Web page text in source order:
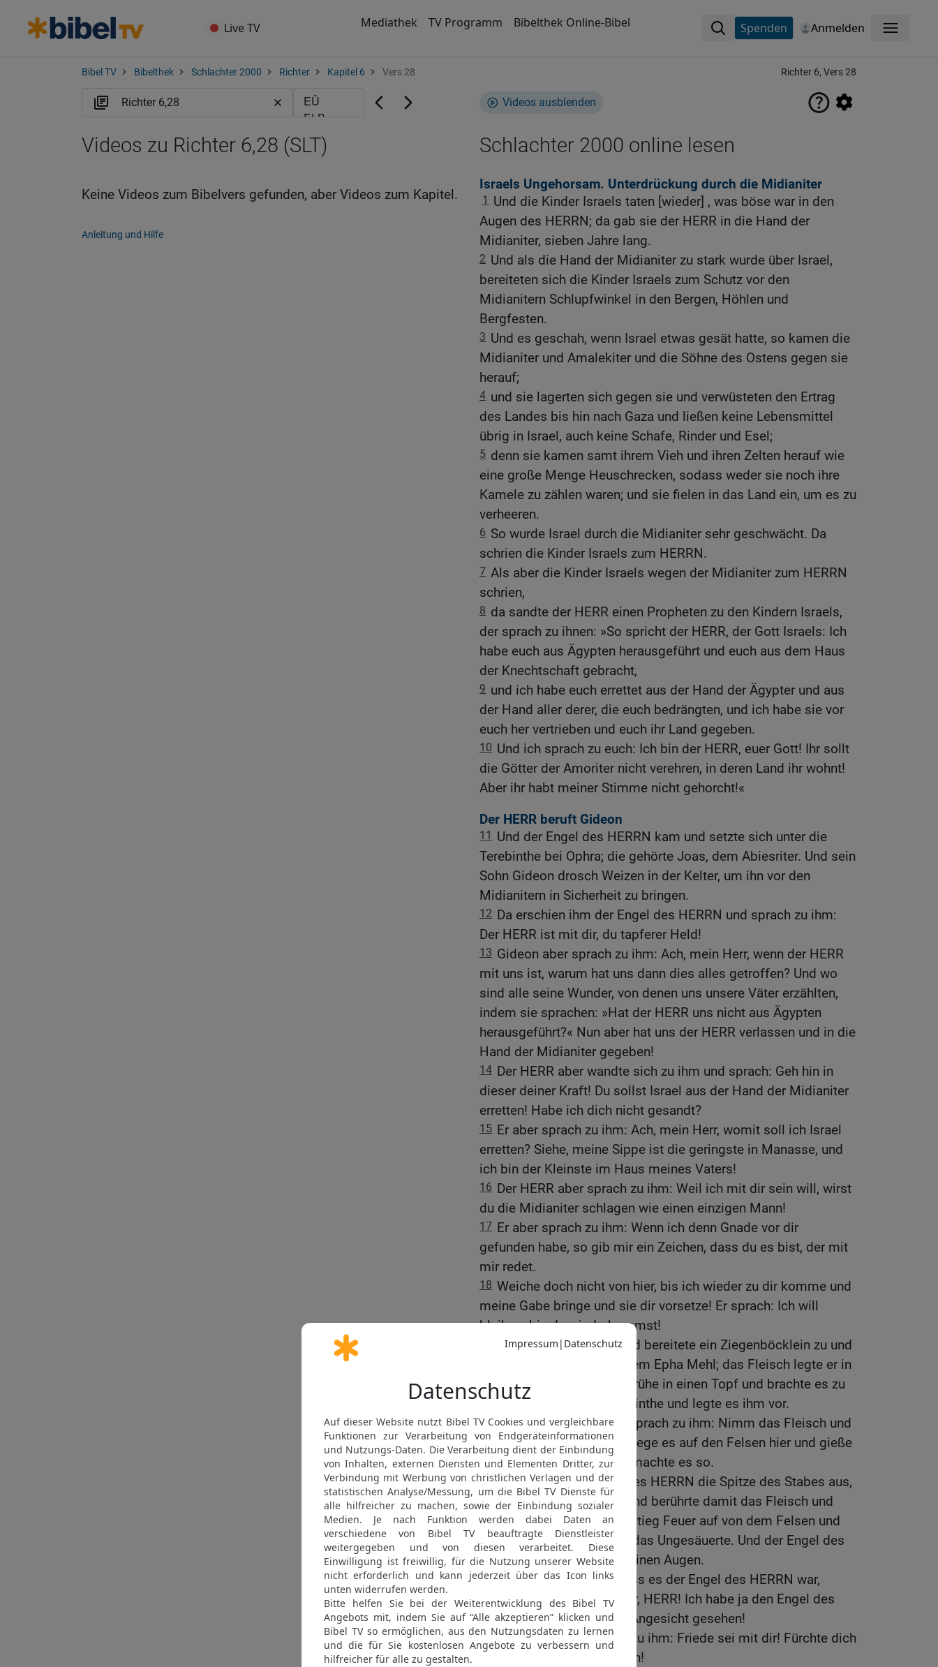
Live TV Mediathek TV Programm Bibelthek Online-Bibel Spenden Anmelden Menü
Bibel TV Bibelthek Schlachter 2000 Richter Kapitel 6 Vers 28 Richter 6, Vers 28
Videos ausblenden
Schlachter 2000 online lesen
Israels Ungehorsam. Unterdrückung durch die Midianiter
1
Und die Kinder Israels taten [wieder] , was böse war in den
Augen des HERRN; da gab sie der HERR in die Hand der
Midianiter, sieben Jahre lang.
2 Und als die Hand der Midianiter zu stark wurde über Israel,
bereiteten sich die Kinder Israels zum Schutz vor den
Midianitern Schlupfwinkel in den Bergen, Höhlen und
Bergfesten.
3 Und es geschah, wenn Israel etwas gesät hatte, so kamen die
Midianiter und Amalekiter und die Söhne des Ostens gegen sie
herauf;
4 und sie lagerten sich gegen sie und verwüsteten den Ertrag
des Landes bis hin nach Gaza und ließen keine Lebensmittel
übrig in Israel, auch keine Schafe, Rinder und Esel;
5 denn sie kamen samt ihrem Vieh und ihren Zelten herauf wie
eine große Menge Heuschrecken, sodass weder sie noch ihre
Kamele zu zählen waren; und sie fielen in das Land ein, um es zu
verheeren.
6 So wurde Israel durch die Midianiter sehr geschwächt. Da
schrien die Kinder Israels zum HERRN.
7 Als aber die Kinder Israels wegen der Midianiter zum HERRN
schrien,
8 da sandte der HERR einen Propheten zu den Kindern Israels,
der sprach zu ihnen: »So spricht der HERR, der Gott Israels: Ich
habe euch aus Ägypten herausgeführt und euch aus dem Haus
der Knechtschaft gebracht,
9 und ich habe euch errettet aus der Hand der Ägypter und aus
der Hand aller derer, die euch bedrängten, und ich habe sie vor
euch her vertrieben und euch ihr Land gegeben.
10 Und ich sprach zu euch: Ich bin der HERR, euer Gott! Ihr sollt
die Götter der Amoriter nicht verehren, in deren Land ihr wohnt!
Aber ihr habt meiner Stimme nicht gehorcht!«
Der HERR beruft Gideon
11
Und der Engel des HERRN kam und setzte sich unter die
Terebinthe bei Ophra; die gehörte Joas, dem Abiesriter. Und sein
Sohn Gideon drosch Weizen in der Kelter, um ihn vor den
Midianitern in Sicherheit zu bringen.
12 Da erschien ihm der Engel des HERRN und sprach zu ihm:
Der HERR ist mit dir, du tapferer Held!
13 Gideon aber sprach zu ihm: Ach, mein Herr, wenn der HERR
mit uns ist, warum hat uns dann dies alles getroffen? Und wo
sind alle seine Wunder, von denen uns unsere Väter erzählten,
indem sie sprachen: »Hat der HERR uns nicht aus Ägypten
herausgeführt?« Nun aber hat uns der HERR verlassen und in die
Hand der Midianiter gegeben!
14 Der HERR aber wandte sich zu ihm und sprach: Geh hin in
dieser deiner Kraft! Du sollst Israel aus der Hand der Midianiter
erretten! Habe ich dich nicht gesandt?
15 Er aber sprach zu ihm: Ach, mein Herr, womit soll ich Israel
erretten? Siehe, meine Sippe ist die geringste in Manasse, und
ich bin der Kleinste im Haus meines Vaters!
16 Der HERR aber sprach zu ihm: Weil ich mit dir sein will, wirst
du die Midianiter schlagen wie einen einzigen Mann!
17 Er aber sprach zu ihm: Wenn ich denn Gnade vor dir
gefunden habe, so gib mir ein Zeichen, dass du es bist, der mit
mir redet.
18 Weiche doch nicht von hier, bis ich wieder zu dir komme und
meine Gabe bringe und sie dir vorsetze! Er sprach: Ich will
bleiben, bis du wiederkommst!
Und Gideon ging hin und bereitete ein Ziegenböcklein zu und
ungesäuertes Brot von einem Epha Mehl; das Fleisch legte er in
einen Korb und goss die Brühe in einen Topf und brachte es zu
ihm heraus unter die Terebinthe und legte es ihm vor.
20 Aber der Engel Gottes sprach zu ihm: Nimm das Fleisch und
das ungesäuerte Brot und lege es auf den Felsen hier und gieße
die Brühe darüber! Und er machte es so.
21 Da streckte der Engel des HERRN die Spitze des Stabes aus,
den er in der Hand hatte, und berührte damit das Fleisch und
das ungesäuerte Brot. Da stieg Feuer auf von dem Felsen und
verzehrte das Fleisch und das Ungesäuerte. Und der Engel des
HERRN verschwand vor seinen Augen.
22 Als nun Gideon sah, dass es der Engel des HERRN war,
sprach er: Wehe, mein Herr, HERR! Ich habe ja den Engel des
HERRN von Angesicht zu Angesicht gesehen!
23 Aber der HERR sprach zu ihm: Friede sei mit dir! Fürchte dich
nicht, du wirst nicht sterben!
Videos zu Richter 6,28 (SLT)
Keine Videos zum Bibelvers gefunden, aber Videos zum Kapitel.
Anleitung und Hilfe